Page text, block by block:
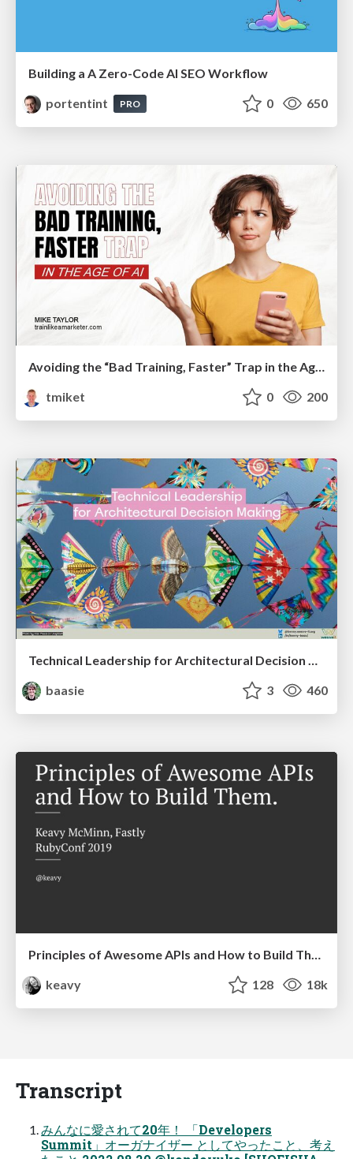
Building a A Zero-Code AI SEO Workflow
portentint
PRO 0 650
Avoiding the “Bad Training, Faster” Trap in the Age of AI
tmiket
0 200
Technical Leadership for Architectural Decision Making
baasie
3 460
keavy
128 18k
Transcript
みんなに愛されて20年！ 「Developers
Summit」オーガナイザー としてやったこと、考え